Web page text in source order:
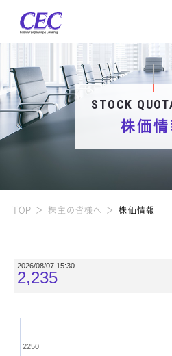
CEC
STOCK
株価情
TOP 株主の皆様へ 株価情報